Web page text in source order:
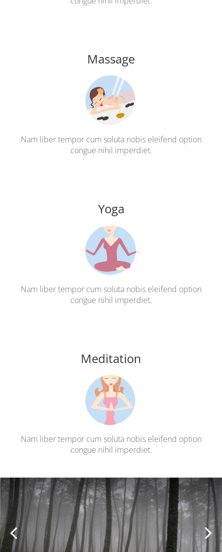
Massage
Nam liber tempor cum soluta nobis eleifend option
congue nihil imperdiet.
Yoga
Nam liber tempor cum soluta nobis eleifend option
congue nihil imperdiet.
Meditation
Nam liber tempor cum soluta nobis eleifend option
congue nihil imperdiet.